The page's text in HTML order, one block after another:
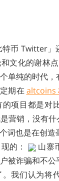
币 Twitter」
文化的谢林
单纯的时代
期在 altcoins
项目都是对
营销，没有
词也是在创造
的：
山寨
被诈骗和不
我们认为将